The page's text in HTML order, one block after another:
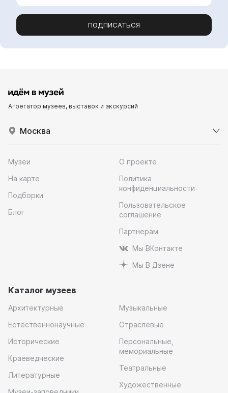
ПОДПИСАТЬСЯ
Агрегатор музеев, выставок и экскурсий
Москва
Музеи
На карте
Подборки
Блог
О проекте
Политика
конфиденциальности
Пользовательское
соглашение
Партнерам
Мы ВКонтакте
Мы В Дзене
Каталог музеев
Архитектурные
Естественнонаучные
Исторические
Краеведческие
Литературные
Музыкальные
Отраслевые
Персональные,
мемориальные
Театральные
Художественные